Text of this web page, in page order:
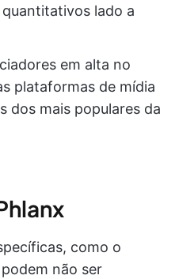
lado a
em alta no
plataformas de mídia
dos mais populares da
como o
não ser